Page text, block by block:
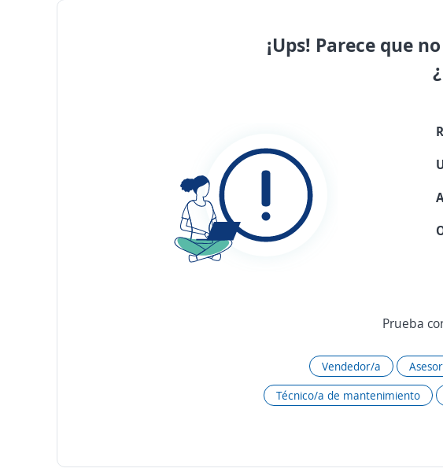
¡Ups! Parece que
Prueba
Vendedor/a
Técnico/a de mantenimiento